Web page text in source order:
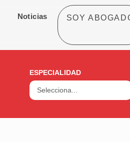
Noticias SOY
ESPECIALIDAD